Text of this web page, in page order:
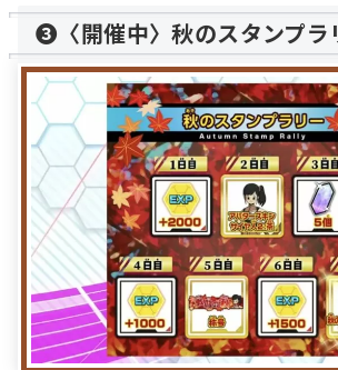
❸〈開催中〉秋のスタンプラ